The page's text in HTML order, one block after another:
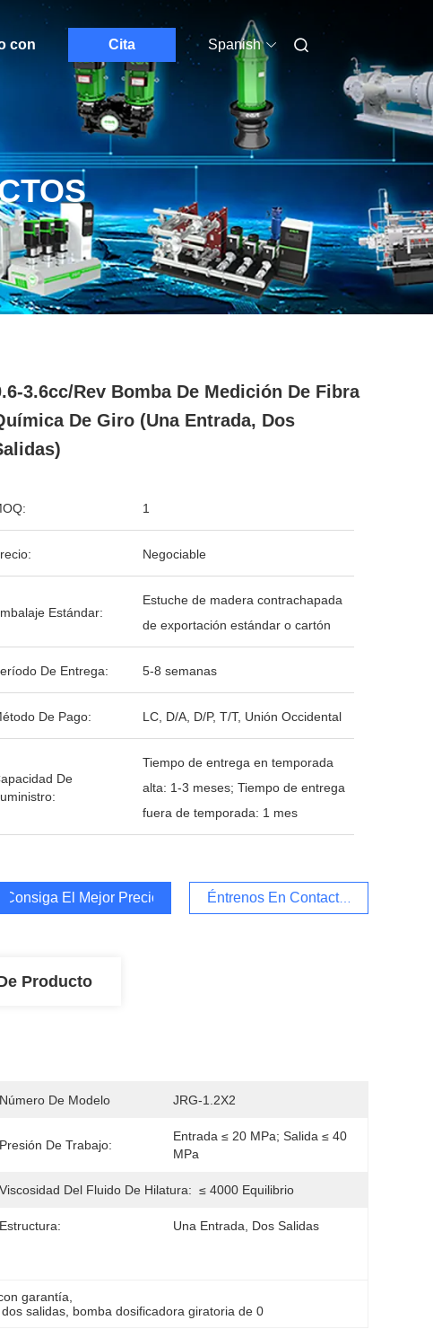
con Cita Spanish
3.6cc/Rev Bomba De Medición De Fibra
De Giro (una Entrada, Dos
1
Negociable
Estándar:
Estuche de madera contrachapada
de exportación estándar o cartón
De Entrega: 5-8 semanas
De Pago: LC, D/A, D/P, T/T, Unión Occidental
De
Tiempo de entrega en temporada
alta: 1-3 meses; Tiempo de entrega
fuera de temporada: 1 mes
Consiga El Mejor Precio Éntrenos En Contacto Con
Producto
Número De Modelo JRG-1.2X2
Presión De Trabajo:
Entrada ≤ 20 MPa; Salida ≤ 40
MPa
Viscosidad Del Fluido De Hilatura: ≤ 4000 Equilibrio
Estructura: Una Entrada, Dos Salidas
garantía
salidas bomba dosificadora giratoria de 0